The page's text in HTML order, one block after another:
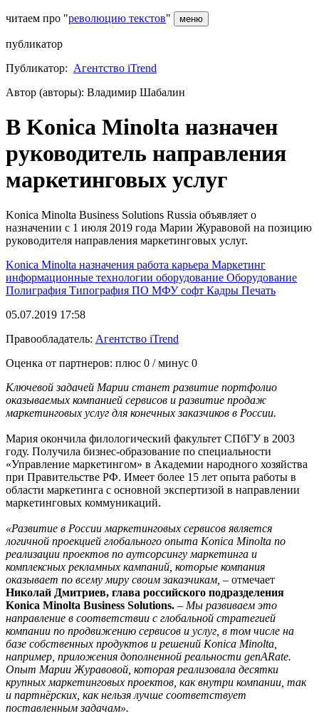
читаем про "революцию текстов" меню
публикатор
Публикатор: Агентство iTrend
Автор (авторы): Владимир Шабалин
В Konica Minolta назначен
руководитель направления
маркетинговых услуг
Konica Minolta Business Solutions Russia объявляет о
назначении с 1 июля 2019 года Марии Журавовой на позицию
руководителя направления маркетинговых услуг.
Konica Minolta назначения работа карьера Маркетинг
информационные технологии оборудование Оборудование
Полиграфия Типография ПО МФУсофт Кадры Печать
05.07.2019 17:58
Правообладатель: Агентство iTrend
Оценка от партнеров: плюс 0 / минус 0
Ключевой задачей Марии станет развитие портфолио
оказываемых компанией сервисов и развитие продаж
маркетинговых услуг для конечных заказчиков в России.
Мария окончила филологический факультет СПбГУ в 2003
году. Получила бизнес-образование по специальности
«Управление маркетингом» в Академии народного хозяйства
при Правительстве РФ. Имеет более 15 лет опыта работы в
области маркетинга с основной экспертизой в направлении
маркетинговых коммуникаций.
«Развитие в России маркетинговых сервисов является
логичной проекцией глобального опыта Konica Minolta по
реализации проектов по аутсорсингу маркетинга и
комплексных рекламных кампаний, которые компания
оказывает по всему миру своим заказчикам, – отмечает
Николай Дмитриев, глава российского подразделения
Konica Minolta Business Solutions. – Мы развиваем это
направление в соответствии с глобальной стратегией
компании по продвижению сервисов и услуг, в том числе на
базе собственных продуктов и решений Konica Minolta,
например, приложения дополненной реальности genARate.
Опыт Марии Журавовой, которая реализовала десятки
крупных маркетинговых проектов, как внутри компании, так
и партнёрских, как нельзя лучше соответствует
поставленным задачам».